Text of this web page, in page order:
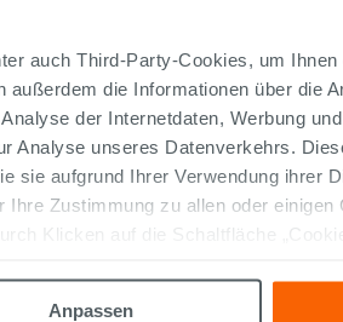
auch Third-Party-Cookies, um
die Informationen über die
der Internetdaten, Werbung
Analyse unseres Datenverkehrs.
sie aufgrund Ihrer Verwendung ihrer
Zustimmung zu allen oder einigen
Klicken auf die Schaltfläche
Anpassen
mit mehr oder wenig
in zahlreichen Ausführungen
des Käufers.
Duschwannen.